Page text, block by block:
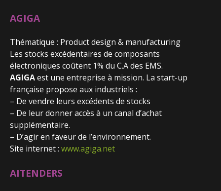
AGIGA
Thématique : Product design & manufacturing
Les stocks excédentaires de composants
électroniques coûtent 1% du C.A des EMS.
AGIGAest une entreprise à mission. La start-up
française propose aux industriels :
– De vendre leurs excédents de stocks
– De leur donner accès à un canal d’achat
supplémentaire.
– D’agir en faveur de l’environnement.
Site internet : www.agiga.net
AITENDERS